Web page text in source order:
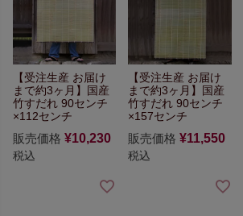
【受注生産 お届け
まで約3ヶ月】
国産
竹すだれ 90センチ
×112センチ
販売価格 ¥10,230
税込
【受注生産 お届け
まで約3ヶ月】 国産
竹すだれ 90センチ
×157センチ
販売価格 ¥11,550
税込